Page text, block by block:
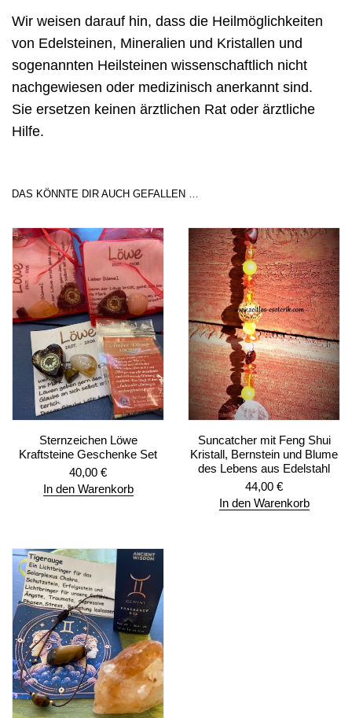
Wir weisen darauf hin, dass die Heilmöglichkeiten
von Edelsteinen, Mineralien und Kristallen und
sogenannten Heilsteinen wissenschaftlich nicht
nachgewiesen oder medizinisch anerkannt sind.
Sie ersetzen keinen ärztlichen Rat oder ärztliche
Hilfe.
DAS KÖNNTE DIR AUCH GEFALLEN …
Sternzeichen Löwe
Kraftsteine Geschenke Set
40,00 €
In den Warenkorb
Suncatcher mit Feng Shui
Kristall, Bernstein und Blume
des Lebens aus Edelstahl
44,00 €
In den Warenkorb